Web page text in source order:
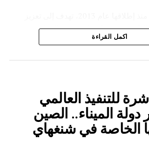
الثلاث عبر شبكة واسعة من الموانئ
البرية والممرات البحرية، إضافة إلى
أبرز لي يوان تشينغ أن المبادرة ساهمت
جديدة بين الصين والدول المشاركة،
التجاري الدولي
اكمل القراءة
للتنفيذ العالمي
دولة الميناء.. الصين
الخاصة في شنغهاي